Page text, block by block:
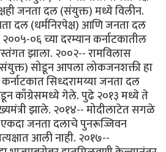
जनता दल (संयुक्त) मध्ये विलीन.
दल (धर्मनिरपेक्ष) आणि जनता दल
०६ च्या दरम्यान कर्नाटकातील
झाला. २००२-- रामविलास
सोडून आपला लोकजनशक्ती हा
सिध्दरामय्या जनता दल
काँग्रेसमध्ये गेले. पुढे २०१३ मध्ये ते
झाले. २०१४-- मोदीलाटेत सगळे
जनता दलाचे पुनरूज्जिवन
आली नाही. २०१७--